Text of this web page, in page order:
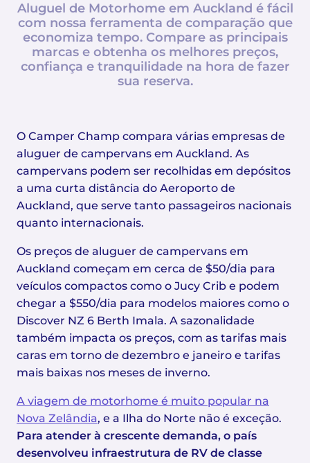
Aluguel de Motorhome em Auckland é fácil
com nossa ferramenta de comparação que
economiza tempo. Compare as principais
marcas e obtenha os melhores preços,
confiança e tranquilidade na hora de fazer
sua reserva.
O Camper Champ compara várias empresas de
aluguer de campervans em Auckland. As
campervans podem ser recolhidas em depósitos
a uma curta distância do Aeroporto de
Auckland, que serve tanto passageiros nacionais
quanto internacionais.
Os preços de aluguer de campervans em
Auckland começam em cerca de $50/dia para
veículos compactos como o Jucy Crib e podem
chegar a $550/dia para modelos maiores como o
Discover NZ 6 Berth Imala. A sazonalidade
também impacta os preços, com as tarifas mais
caras em torno de dezembro e janeiro e tarifas
mais baixas nos meses de inverno.
A viagem de motorhome é muito popular na
Nova Zelândia, e a Ilha do Norte não é exceção.
Para atender à crescente demanda, o país
desenvolveu infraestrutura de RV de classe